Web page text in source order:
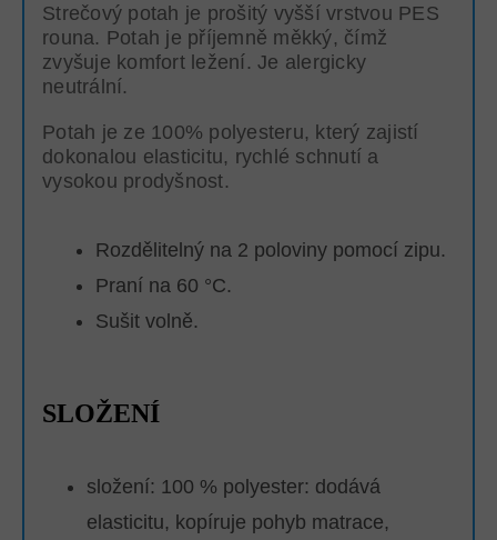
Strečový potah je prošitý vyšší vrstvou PES
rouna. Potah je příjemně měkký, čímž
zvyšuje komfort ležení. Je alergicky
neutrální.
Potah je ze 100% polyesteru, který zajistí
dokonalou elasticitu, rychlé schnutí a
vysokou prodyšnost.
Rozdělitelný na 2 poloviny pomocí zipu.
Praní na 60 °C.
Sušit volně.
SLOŽENÍ
složení: 100 % polyester: dodává
elasticitu, kopíruje pohyb matrace,